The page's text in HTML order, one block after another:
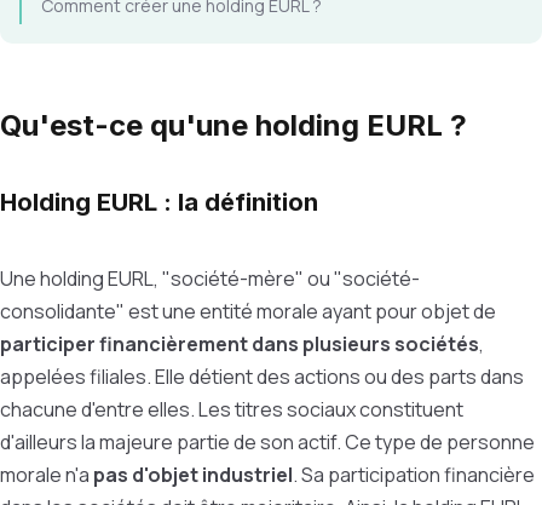
Comment créer une holding EURL ?
Qu'est-ce qu'une holding EURL ?
Holding EURL : la définition
Une holding EURL, "société-mère" ou "société-
consolidante" est une entité morale ayant pour objet de
participer financièrement dans plusieurs sociétés,
appelées filiales. Elle détient des actions ou des parts dans
chacune d'entre elles. Les titres sociaux constituent
d'ailleurs la majeure partie de son actif. Ce type de personne
morale n'a pas d'objet industriel. Sa participation financière